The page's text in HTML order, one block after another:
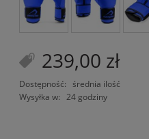
239,00 zł
Dostępność: średnia ilość
Wysyłka w: 24 godziny